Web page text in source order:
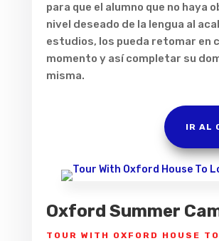
para que el alumno que no haya
nivel deseado de la lengua al
estudios, los pueda retomar en
momento y así completar su
misma.
IR AL
Oxford Summer
TOUR WITH OXFORD HOUSE